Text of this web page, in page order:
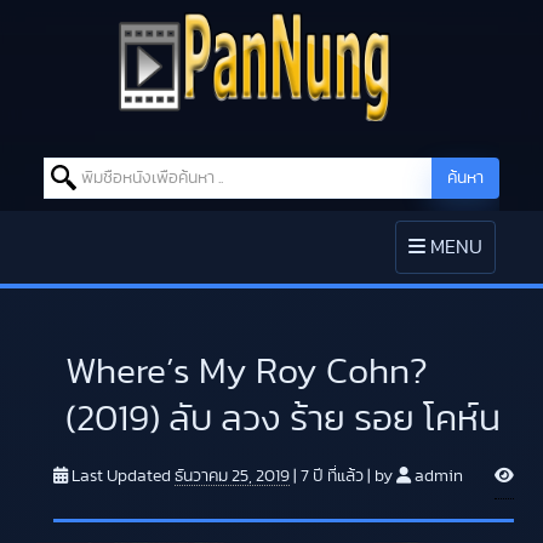
Search for: ค้นหา
TOGGLE
NAVIGATION
MENU
Where’s My Roy Cohn?
(2019) ลับ ลวง ร้าย รอย โคห์น
Last Updated ธันวาคม 25, 2019 7 ปี ที่แล้ว by admin V
i